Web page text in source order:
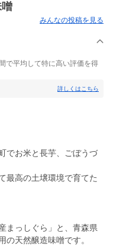
みんなの投稿を見る
で平均して特に高い評価を得
詳しくはこちら
でお米と長芋、ごぼうづ
最高の土壌環境で育てた
まっしぐら」と、青森県
の天然醸造味噌です。